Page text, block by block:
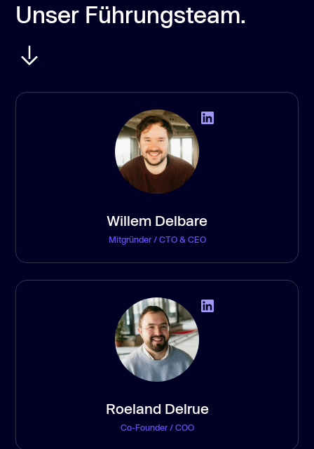
Unser Führungsteam.
Willem Delbare
Mitgründer / CTO & CEO
Roeland Delrue
Co-Founder / COO